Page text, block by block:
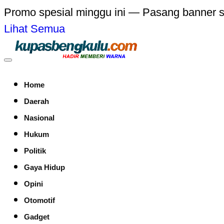
Promo spesial minggu ini — Pasang banner
Lihat Semua
Home
Daerah
Nasional
Hukum
Politik
Gaya Hidup
Opini
Otomotif
Gadget